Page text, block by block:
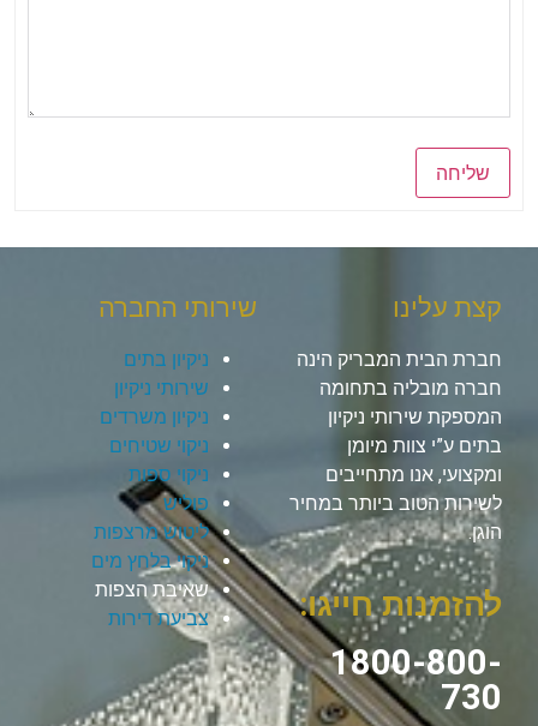
שליחה
קצת עלינו
חברת הבית המבריק הינה
חברה מובליה בתחומה
המספקת שירותי ניקיון
בתים ע”י צוות מיומן
ומקצועי, אנו מתחייבים
לשירות הטוב ביותר במחיר
הוגן.
להזמנות חייגו:
1800-800-
730
שירותי החברה
ניקיון בתים
שירותי ניקיון
ניקיון משרדים
ניקוי שטיחים
ניקוי ספות
פוליש
ליטוש מרצפות
ניקוי בלחץ מים
שאיבת הצפות
צביעת דירות